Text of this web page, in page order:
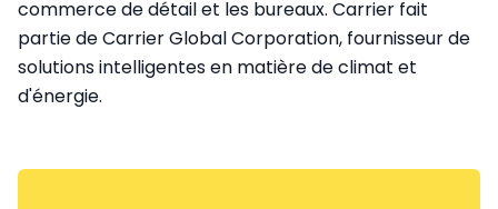
commerce de détail et les bureaux. Carrier fait
partie de Carrier Global Corporation, fournisseur de
solutions intelligentes en matière de climat et
d'énergie.